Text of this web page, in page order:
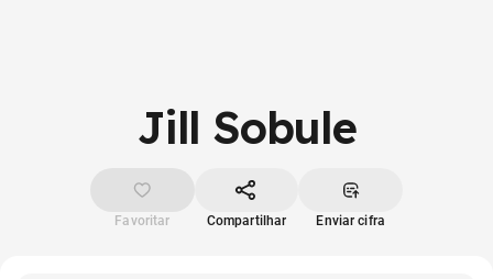
Jill Sobule
Favoritar Compartilhar Enviar cifra